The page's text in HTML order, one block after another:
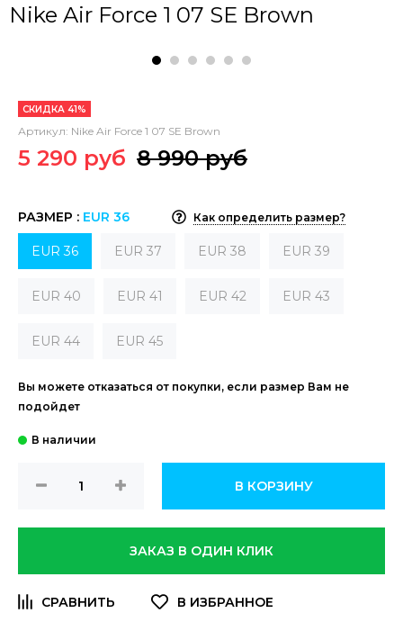
Nike Air Force 1 07 SE Brown
СКИДКА 41%
Артикул: Nike Air Force 1 07 SE Brown
5 290 руб 8 990 руб
РАЗМЕР : EUR 36 Как определить размер?
EUR 36 EUR 37 EUR 38 EUR 39
EUR 40 EUR 41 EUR 42 EUR 43
EUR 44 EUR 45
Вы можете отказаться от покупки, если размер Вам не
подойдет
В КОРЗИНУ
ЗАКАЗ В ОДИН КЛИК